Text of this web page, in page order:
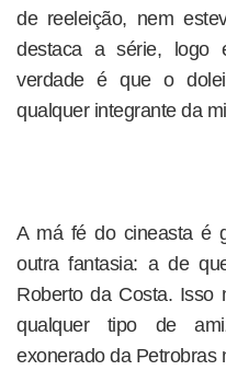
de reeleição, nem
destaca a série, logo
verdade é que o
qualquer integrante da
A má fé do cineasta é
outra fantasia: a de
Roberto da Costa. Isso
qualquer tipo de
exonerado da Petrobras